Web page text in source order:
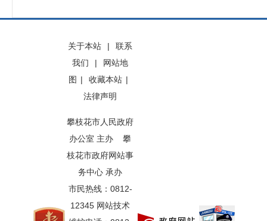
关于本站 |
联系
我们
|
网站地
图 | 收藏本站 |
法律声明
攀枝花市人民政府
办公室 主办 攀
枝花市政府网站事
务中心 承办
市民热线：0812-
12345 网站技术